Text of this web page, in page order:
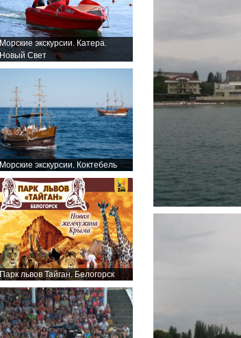
Морские экскурсии. Катера.
Новый Свет
Морские экскурсии. Коктебель
Парк львов Тайган. Белогорск